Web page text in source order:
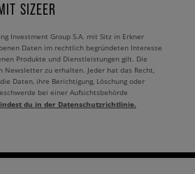
SIZEER
Investment Group S.A. mit Sitz in Erkner
Daten im rechtlich begründeten Interesse
Produkte und Dienstleistungen gilt. Die
Newsletter zu erhalten. Jeder hat das Recht,
Daten, ihre Berichtigung, Löschung oder
bei einer Aufsichtsbehörde
du in der Datenschutzrichtlinie.